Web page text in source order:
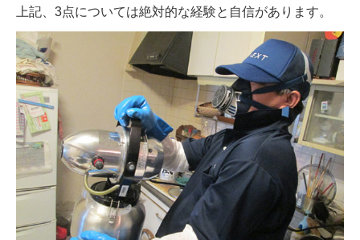
上記、3点については絶対的な経験と自信があります。